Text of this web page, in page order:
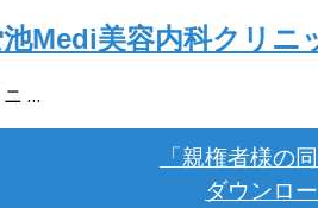
Medi美容内科クリ
…
「親権者様の
ダウンロ